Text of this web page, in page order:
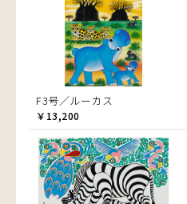
F3号／ルーカス
￥13,200